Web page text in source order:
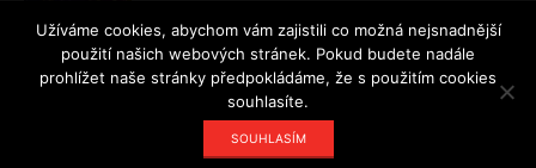
Magazine Hoot. Powered by
Užíváme cookies, abychom vám zajistili co možná nejsnadnější
použití našich webových stránek. Pokud budete nadále
prohlížet naše stránky předpokládáme, že s použitím cookies
souhlasíte.
SOUHLASÍM